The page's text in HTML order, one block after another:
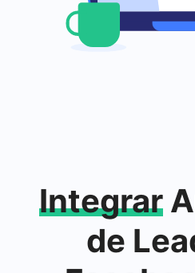
Integrar
de